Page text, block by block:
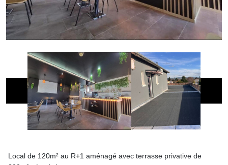
Local de 120m² au R+1 aménagé avec terrasse privative de